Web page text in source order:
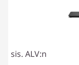
sis. ALV:n